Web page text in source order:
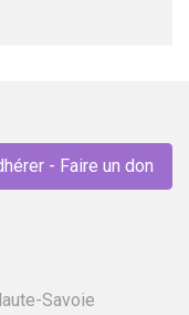
- Faire un don
Savoie